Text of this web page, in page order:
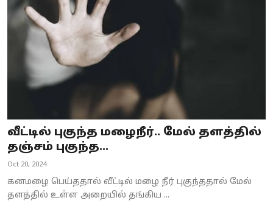
வீட்டில் புகுந்த மழைநீர்.. மேல் தளத்தில்
தஞ்சம் புகுந்த...
Oct 20, 2024
கனமழை பெய்ததால் வீட்டில் மழை நீர் புகுந்ததால் மேல்
தளத்தில் உள்ள அறையில் தங்கிய ...